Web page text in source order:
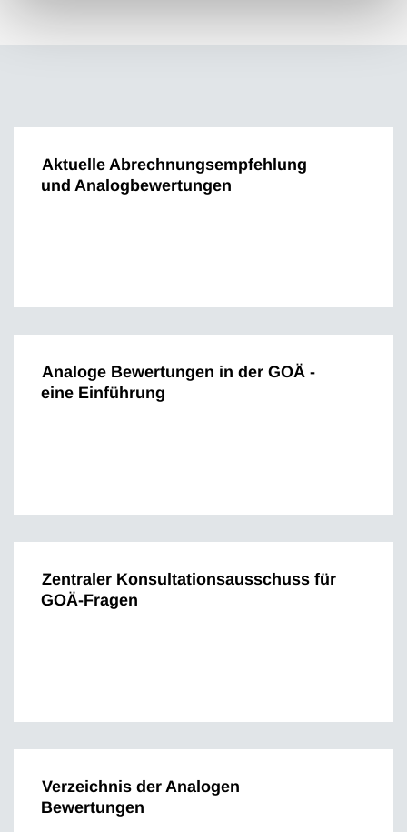
Aktuelle Abrechnungsempfehlung
und Analogbewertungen
Analoge Bewertungen in der GOÄ -
eine Einführung
Zentraler Konsultationsausschuss für
GOÄ-Fragen
Verzeichnis der Analogen
Bewertungen